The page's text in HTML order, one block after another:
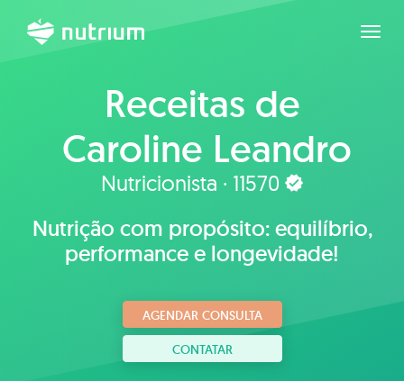
Receitas de
Caroline Leandro
Nutricionista · 11570
Nutrição com propósito: equilíbrio,
performance e longevidade!
AGENDAR CONSULTA
CONTATAR